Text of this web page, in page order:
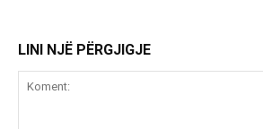
LINI NJË PËRGJIGJE